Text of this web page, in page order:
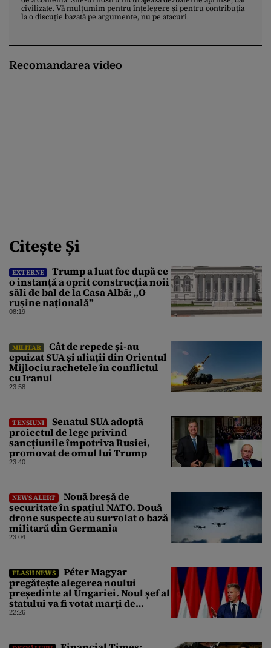
civilizate. Vă mulțumim pentru înțelegere și pentru contribuția
la o discuție bazată pe argumente, nu pe atacuri.
Recomandarea video
Citește Și
EXTERNE
Trump a luat foc după ce
o instanță a oprit construcția noii
săli de bal de la Casa Albă: „O
rușine națională”
08:19
MILITAR
Cât de repede și-au
epuizat SUA și aliații din Orientul
Mijlociu rachetele în conflictul
cu Iranul
23:58
TENSIUNI
Senatul SUA adoptă
proiectul de lege privind
sancțiunile împotriva Rusiei,
promovat de omul lui Trump
23:40
NEWS ALERT
Nouă breșă de
securitate în spațiul NATO. Două
drone suspecte au survolat o bază
militară din Germania
23:04
FLASH NEWS
Péter Magyar
pregătește alegerea noului
președinte al Ungariei. Noul șef al
statului va fi votat marți de
Parlament
22:26